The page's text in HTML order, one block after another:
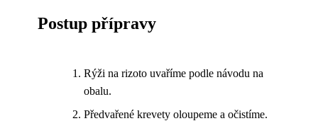
Postup přípravy
Rýži na rizoto uvaříme podle návodu na
obalu.
Předvařené krevety oloupeme a očistíme.